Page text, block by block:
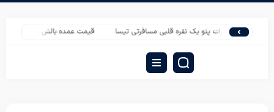
صادرات پتو یک نفره قلبی مسافرتی تیسا قیمت عمده بالش پر مرغ